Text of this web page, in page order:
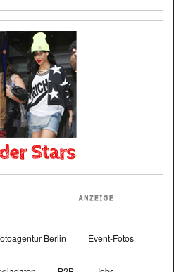
Berlin Event-Fotos